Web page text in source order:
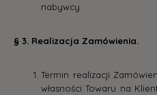
nabywcy.
§ 3. Realizacja Zamówienia.
Termin realizacji
własności Towaru na